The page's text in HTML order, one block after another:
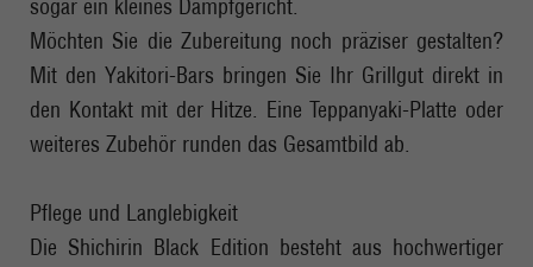
sogar ein kleines Dampfgericht.
Möchten Sie die Zubereitung noch präziser gestalten?
Mit den Yakitori-Bars bringen Sie Ihr Grillgut direkt in
den Kontakt mit der Hitze. Eine Teppanyaki-Platte oder
weiteres Zubehör runden das Gesamtbild ab.
Pflege und Langlebigkeit
Die Shichirin Black Edition besteht aus hochwertiger